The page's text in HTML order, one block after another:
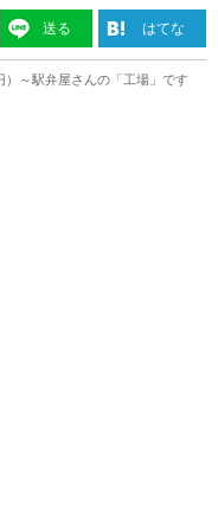
送る はてな
～駅弁屋さんの「工場」です